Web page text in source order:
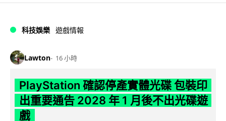
科技娛樂 遊戲情報
Lawton 16 小時
PlayStation 確認停產實體光碟 包裝印
出重要通告 2028 年 1 月後不出光碟遊
戲